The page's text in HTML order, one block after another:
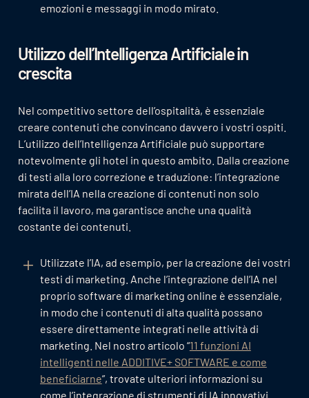
emozioni e messaggi in modo mirato.
Utilizzo dell’Intelligenza Artificiale in
crescita
Nel competitivo settore dell’ospitalità, è essenziale
creare contenuti che convincano davvero i vostri ospiti.
L’utilizzo dell’Intelligenza Artificiale può supportare
notevolmente gli hotel in questo ambito. Dalla creazione
di testi alla loro correzione e traduzione: l’integrazione
mirata dell’IA nella creazione di contenuti non solo
facilita il lavoro, ma garantisce anche una qualità
costante dei contenuti.
Utilizzate l’IA, ad esempio, per la creazione dei vostri
testi di marketing. Anche l’integrazione dell’IA nel
proprio software di marketing online è essenziale,
in modo che i contenuti di alta qualità possano
essere direttamente integrati nelle attività di
marketing. Nel nostro articolo “11 funzioni AI
intelligenti nelle ADDITIVE+ SOFTWARE e come
beneficiarne”, trovate ulteriori informazioni su
come l’integrazione di strumenti di IA innovativi